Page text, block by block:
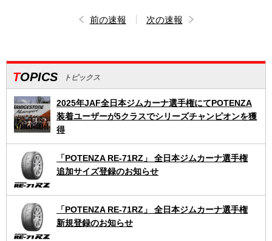
前の速報 次の速報
TOPICS トピックス
2025年JAF全日本ジムカーナ選手権にてPOTENZA
装着ユーザーが5クラスでシリーズチャンピオンを獲
得
「POTENZA RE-71RZ」 全日本ジムカーナ選手権
追加サイズ登録のお知らせ
「POTENZA RE-71RZ」 全日本ジムカーナ選手権
新規登録のお知らせ